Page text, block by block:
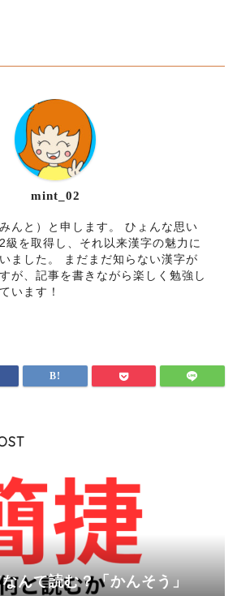
mint_02
んと）と申します。 ひょんな思い
級を取得し、それ以来漢字の魅力に
ました。 まだまだ知らない漢字が
が、記事を書きながら楽しく勉強し
います！
なんて読む？「かんそう」